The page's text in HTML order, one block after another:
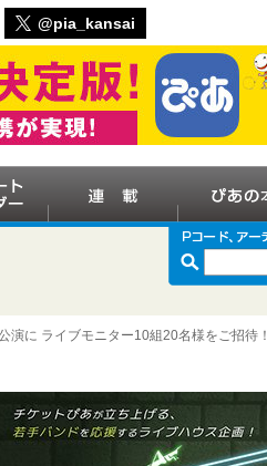
@pia_kansai
に ライブモニター10組20名様をご招待！